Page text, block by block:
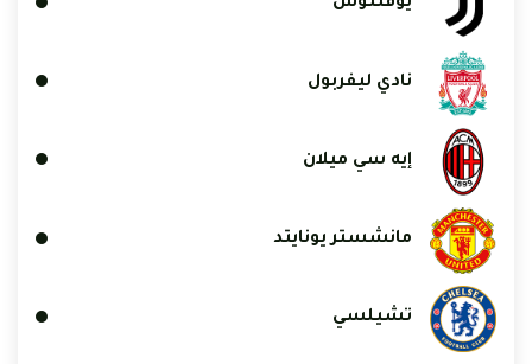
يوفنتوس
نادي ليفربول
إيه سي ميلان
مانشستر يونايتد
تشيلسي